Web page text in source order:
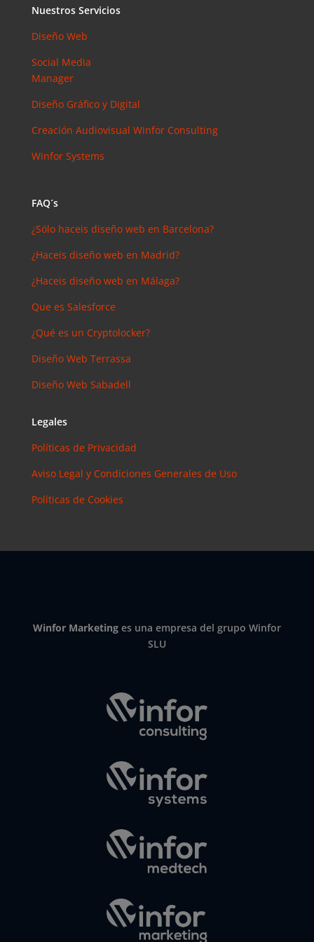
arios
reciente
Mcgregor
SEMrush:
¿para qué
sirve?
SEO: Tipos
Bocaranda
¿Debería
invertir en
Las claves
para saber
cómo
esta red
eric en
¿Debería
Instagram?
cuánto y
Nuestros Servicios
Diseño Web
Social Media
Manager
Diseño Gráfico y Digital
Creación Audiovisual Winfor Consulting
Winfor Systems
FAQ´s
¿Sólo haceis diseño web en Barcelona?
¿Haceis diseño web en Madrid?
¿Haceis diseño web en Málaga?
Que es Salesforce
¿Qué es un Cryptolocker?
Diseño Web Terrassa
Diseño Web Sabadell
Legales
Políticas de Privacidad
Aviso Legal y Condiciones Generales de Uso
Políticas de Cookies
Winfor Marketinges una empresa del grupo Winfor
SLU